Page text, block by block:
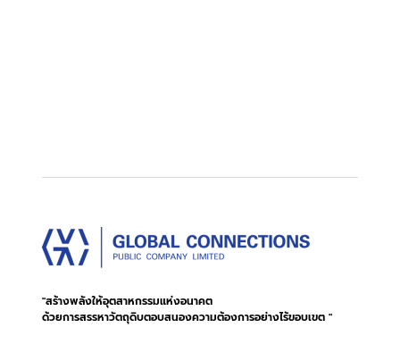
"สร้างพลังให้อุตสาหกรรมแห่งอนาคต
ด้วยการสรรหาวัตถุดิบตอบสนองความต้องการอย่างไร้ขอบเขต "